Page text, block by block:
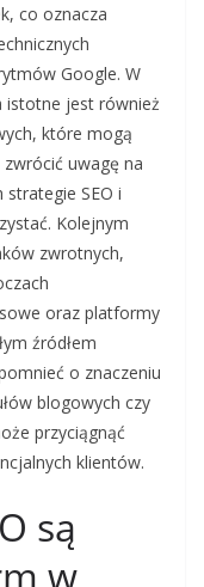
co oznacza
Google. W
istotne jest również
które mogą
uwagę na
SEO i
Kolejnym
zwrotnych,
oraz platformy
źródłem
o znaczeniu
blogowych czy
przyciągnąć
klientów.
są
w